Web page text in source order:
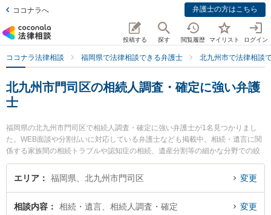
ココナラへ 弁護士の方はこちら
投稿する 探す 閲覧履歴 マイリスト ログイン
ココナラ法律相談 福岡県で法律相談できる弁護士 北九州市で法律相談
北九州市門司区の相続人調査・確定に強い弁護
士
福岡県の北九州市門司区で相続人調査・確定に強い弁護士が1名見つかりまし
た。WEB面談や分割払いに対応している弁護士なども掲載中。相続・遺言に関
係する家族間の相続トラブルや認知症の相続、遺産分割等の細かな分野での絞
り込み検索もでき便利です。特に弁護士法人ＯＮＥ 門司オフィスの田川 瞳弁護
士のプロフィール情報や弁護士費用、強みなどが注目されています。『北九州
士を検索したい』『初回相談無料で相続人調査・確定を法律相談できる北九州
エリア 福岡県、北九州市門司区 変更
相談内容 相続・遺言、相続人調査・確定 変更